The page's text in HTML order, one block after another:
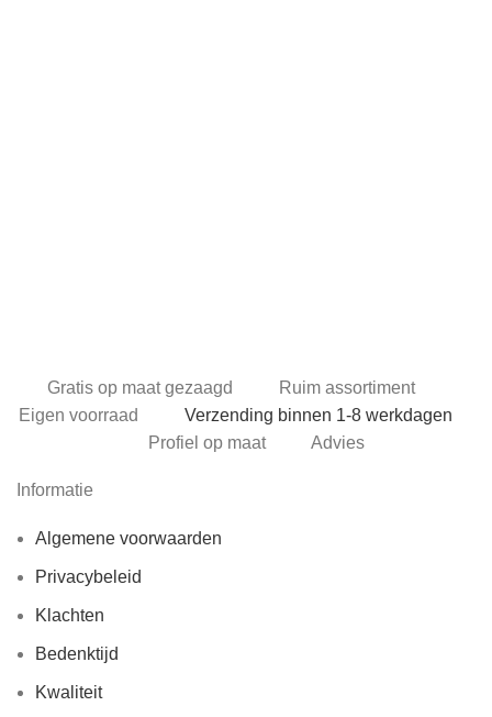
Gratis op maat gezaagd
Ruim assortiment
Eigen voorraad
Verzending binnen 1-8 werkdagen
Profiel op maat
Advies
Informatie
Algemene voorwaarden
Privacybeleid
Klachten
Bedenktijd
Kwaliteit